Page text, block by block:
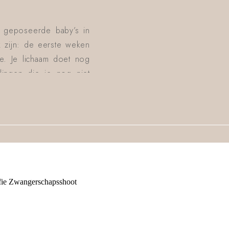
baby’s in
zijn: de eerste weken
Je lichaam doet nog
die je nog niet